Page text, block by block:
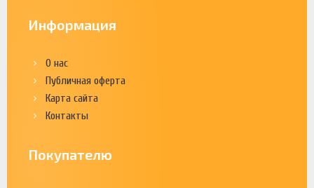
Информация
О нас
Публичная оферта
Карта сайта
Контакты
Покупателю